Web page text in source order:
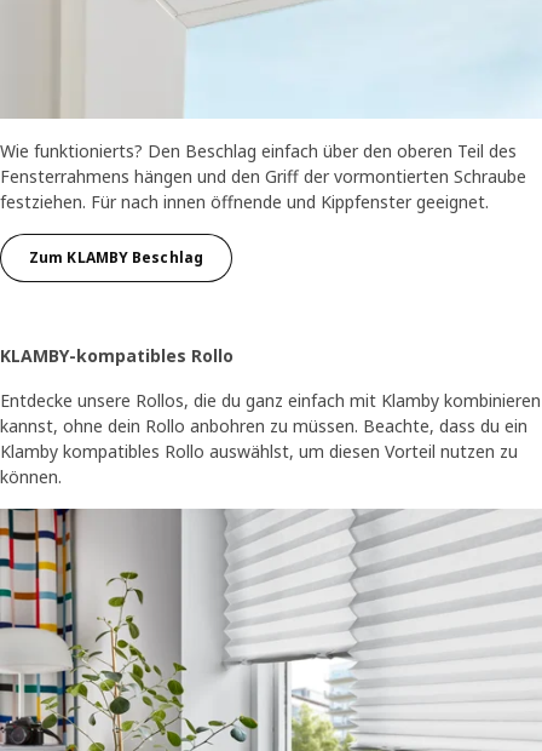
Wie funktionierts? Den Beschlag einfach über den oberen Teil des
Fensterrahmens hängen und den Griff der vormontierten Schraube
festziehen. Für nach innen öffnende und Kippfenster geeignet.
Zum KLAMBY Beschlag
KLAMBY-kompatibles Rollo
Entdecke unsere Rollos, die du ganz einfach mit Klamby kombinieren
kannst, ohne dein Rollo anbohren zu müssen. Beachte, dass du ein
Klamby kompatibles Rollo auswählst, um diesen Vorteil nutzen zu
können.